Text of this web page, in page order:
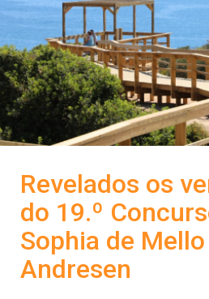
Revelados os
do 19.º
Sophia de
Andresen